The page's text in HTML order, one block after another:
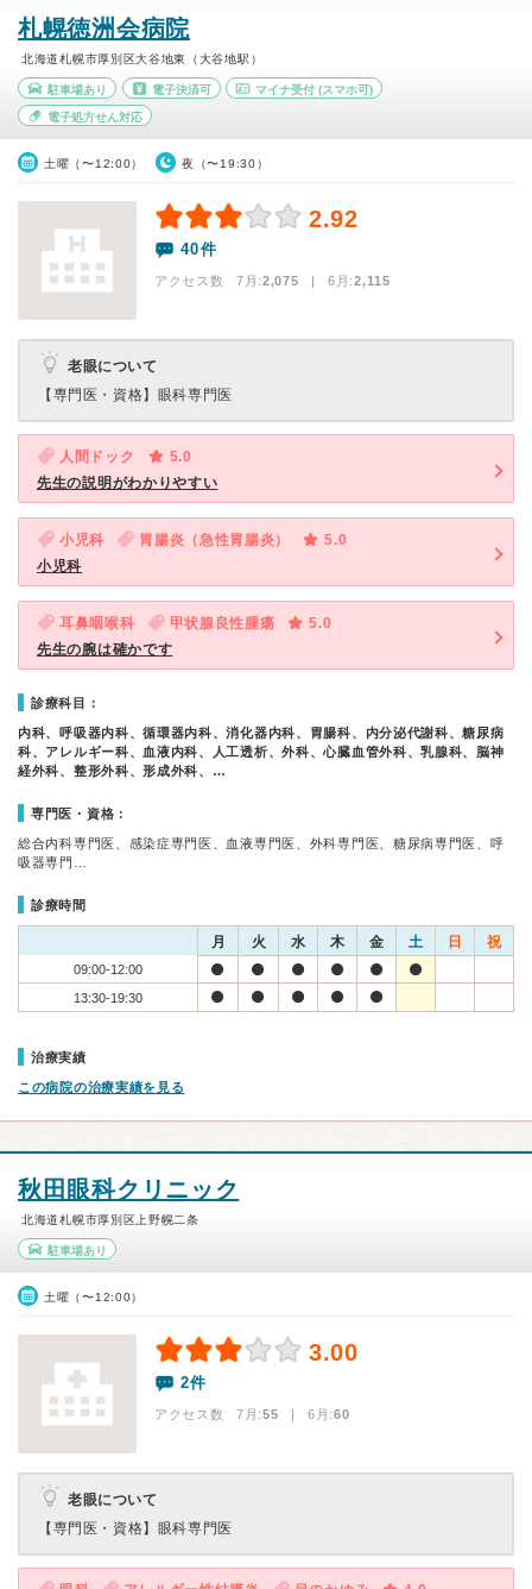
札幌徳洲会病院
北海道札幌市厚別区大谷地東（大谷地駅）
駐車場あり 電子決済可 マイナ受付 (スマホ可)
電子処方せん対応
土曜（〜12:00） 夜（〜19:30）
2.92
40件
アクセス数 7月:2,075 | 6月:2,115
老眼について
【専門医・資格】 眼科専門医
人間ドック
5.0
先生の説明がわかりやすい
小児科 胃腸炎（急性胃腸炎）
5.0
小児科
耳鼻咽喉科 甲状腺良性腫瘍
5.0
先生の腕は確かです
診療科目：
内科、呼吸器内科、循環器内科、消化器内科、胃腸科、内分泌代謝科、糖尿病
科、アレルギー科、血液内科、人工透析、外科、心臓血管外科、乳腺科、脳神
経外科、整形外科、形成外科、…
専門医・資格：
総合内科専門医、感染症専門医、血液専門医、外科専門医、糖尿病専門医、呼
吸器専門…
診療時間
月 火 水 木 金 土 日 祝
09:00-12:00
13:30-19:30
治療実績
この病院の治療実績を見る
秋田眼科クリニック
北海道札幌市厚別区上野幌二条
駐車場あり
土曜（〜12:00）
3.00
2件
アクセス数 7月:55 | 6月:60
老眼について
【専門医・資格】 眼科専門医